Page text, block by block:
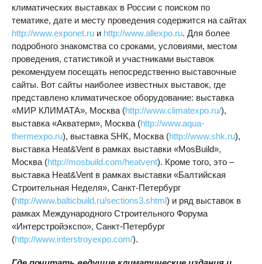
климатических выставках в России с поиском по
тематике, дате и месту проведения содержится на сайтах
http://www.exponet.ru и http://www.allexpo.ru. Для более
подробного знакомства со сроками, условиями, местом
проведения, статистикой и участниками выставок
рекомендуем посещать непосредственно выставочные
сайты. Вот сайты наиболее известных выставок, где
представлено климатическое оборудование: выставка
«МИР КЛИМАТА», Москва (http://www.climatexpo.ru/),
выставка «Акватерм», Москва (http://www.aqua-
thermexpo.ru), выставка SHK, Москва (http://www.shk.ru),
выставка Heat&Vent в рамках выставки «MosBuild»,
Москва (http://mosbuild.com/heatvent). Кроме того, это –
выставка Heat&Vent в рамках выставки «Балтийская
Строительная Неделя», Санкт-Петербург
(http://www.balticbuild.ru/sections3.shtml) и ряд выставок в
рамках Международного Строительного Форума
«Интерстройэкспо», Санкт-Петербург
(http://www.interstroyexpo.com/).